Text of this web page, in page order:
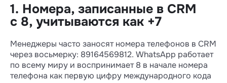
у выбранных сотрудников
Расшифровывать ссылки, отправленные
Уведомлять «Руководителей» по всем
сообщениям
Отображать виджет Wazzup в левом
меню CRM
1. Номера, записанные в CRM
с 8, учитываются как +7
Менеджеры часто заносят номера телефонов в CRM
через восьмерку: 89164569812. WhatsApp работает
по всему миру и воспринимает 8 в начале номера
телефона как первую цифру международного кода